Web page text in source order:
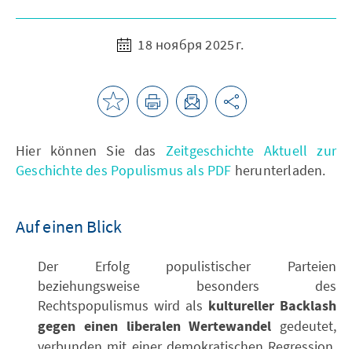
18 ноября 2025 г.
Hier können Sie das Zeitgeschichte Aktuell zur
Geschichte des Populismus als PDF herunterladen.
Auf einen Blick
Der Erfolg populistischer Parteien
beziehungsweise besonders des
Rechtspopulismus wird als kultureller Backlash
gegen einen liberalen Wertewandel gedeutet,